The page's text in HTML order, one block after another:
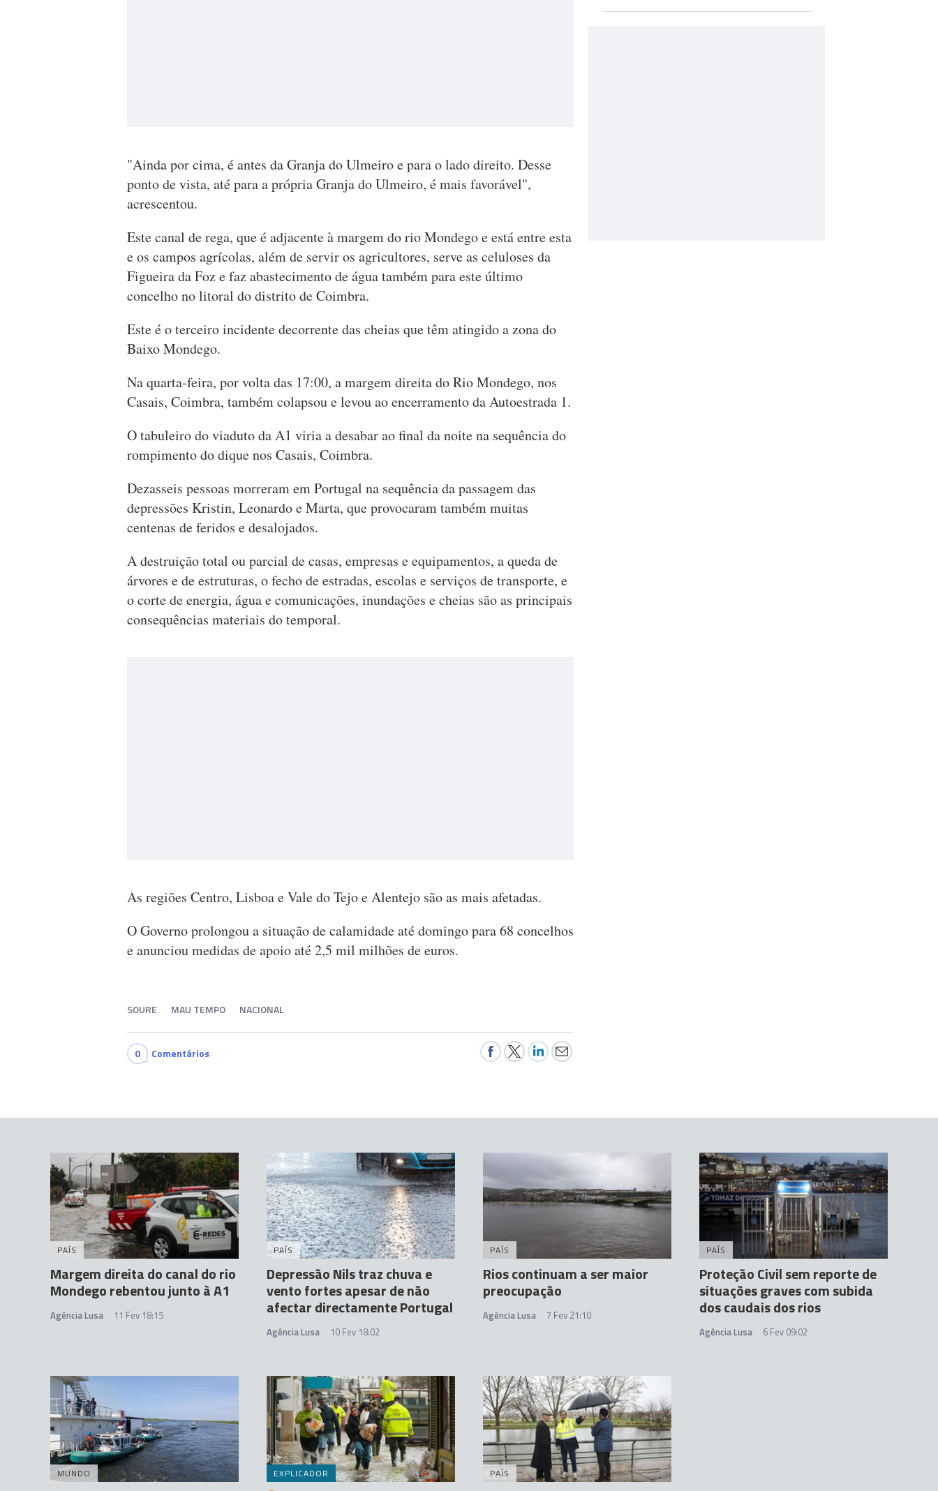
"Ainda por cima, é antes da Granja do Ulmeiro e para o lado direito. Desse
ponto de vista, até para a própria Granja do Ulmeiro, é mais favorável",
acrescentou.
Este canal de rega, que é adjacente à margem do rio Mondego e está entre esta
e os campos agrícolas, além de servir os agricultores, serve as celuloses da
Figueira da Foz e faz abastecimento de água também para este último
concelho no litoral do distrito de Coimbra.
Este é o terceiro incidente decorrente das cheias que têm atingido a zona do
Baixo Mondego.
Na quarta-feira, por volta das 17:00, a margem direita do Rio Mondego, nos
Casais, Coimbra, também colapsou e levou ao encerramento da Autoestrada 1.
O tabuleiro do viaduto da A1 viria a desabar ao final da noite na sequência do
rompimento do dique nos Casais, Coimbra.
Dezasseis pessoas morreram em Portugal na sequência da passagem das
depressões Kristin, Leonardo e Marta, que provocaram também muitas
centenas de feridos e desalojados.
A destruição total ou parcial de casas, empresas e equipamentos, a queda de
árvores e de estruturas, o fecho de estradas, escolas e serviços de transporte, e
o corte de energia, água e comunicações, inundações e cheias são as principais
consequências materiais do temporal.
As regiões Centro, Lisboa e Vale do Tejo e Alentejo são as mais afetadas.
O Governo prolongou a situação de calamidade até domingo para 68 concelhos
e anunciou medidas de apoio até 2,5 mil milhões de euros.
SOURE MAU TEMPO NACIONAL
0 Comentários
PAÍS
Margem direita do canal do rio
Mondego rebentou junto à A1
Agência Lusa 11 Fev 18:15
PAÍS
Depressão Nils traz chuva e
vento fortes apesar de não
afectar directamente Portugal
Agência Lusa 10 Fev 18:02
PAÍS
Rios continuam a ser maior
preocupação
Agência Lusa 7 Fev 21:10
PAÍS
Proteção Civil sem reporte de
situações graves com subida
dos caudais dos rios
Agência Lusa 6 Fev 09:02
MUNDO EXPLICADOR PAÍS